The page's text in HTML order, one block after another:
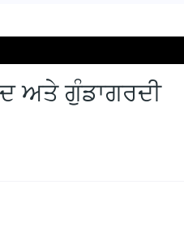
ਅਤੇ ਗੁੰਡਾਗਰਦੀ